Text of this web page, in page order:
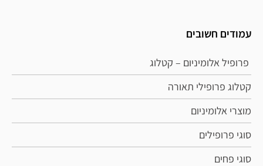
עמודים חשובים
פרופיל אלומיניום – קטלוג
קטלוג פרופילי תאורה
מוצרי אלומיניום
סוגי פרופילים
סוגי פחים